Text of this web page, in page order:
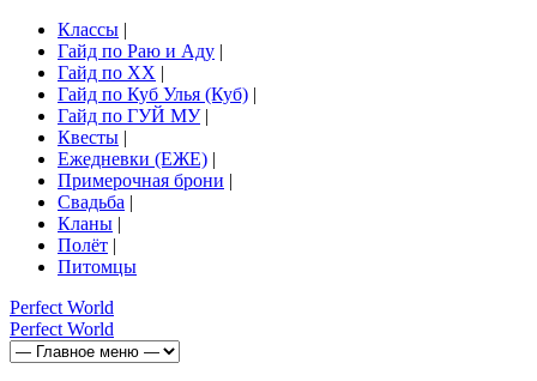
Классы |
Гайд по Раю и Аду |
Гайд по ХХ |
Гайд по Куб Улья (Куб) |
Гайд по ГУЙ МУ|
Квесты |
Ежедневки (ЕЖЕ) |
Примерочная брони |
Свадьба |
Кланы |
Полёт |
Питомцы
Perfect World
Perfect World